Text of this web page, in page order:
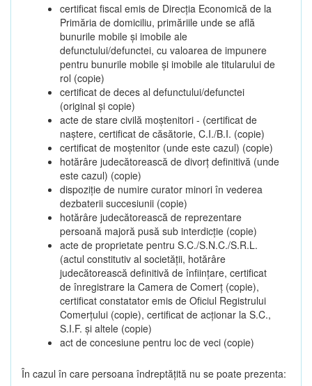
certificat fiscal emis de Direcția Economică de la
Primăria de domiciliu, primăriile unde se află
bunurile mobile și imobile ale
defunctului/defunctei, cu valoarea de impunere
pentru bunurile mobile și imobile ale titularului de
rol (copie)
certificat de deces al defunctului/defunctei
(original și copie)
acte de stare civilă moștenitori - (certificat de
naștere, certificat de căsătorie, C.I./B.I. (copie)
certificat de moștenitor (unde este cazul) (copie)
hotărâre judecătorească de divorț definitivă (unde
este cazul) (copie)
dispoziție de numire curator minori în vederea
dezbaterii succesiunii (copie)
hotărâre judecătorească de reprezentare
persoană majoră pusă sub interdicție (copie)
acte de proprietate pentru S.C./S.N.C./S.R.L.
(actul constitutiv al societății, hotărâre
judecătorească definitivă de înființare, certificat
de înregistrare la Camera de Comerț (copie),
certificat constatator emis de Oficiul Registrului
Comerțului (copie), certificat de acționar la S.C.,
S.I.F. și altele (copie)
act de concesiune pentru loc de veci (copie)
În cazul în care persoana îndreptățită nu se poate prezenta: